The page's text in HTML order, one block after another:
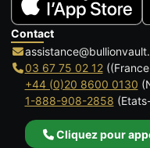
Contact
03 67 75 02 12((France
+44 (0)20 8600 0130
1-888-908-2858
Cliquez pour